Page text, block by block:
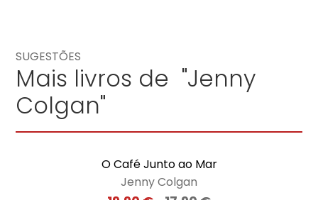
SUGESTÕES
Mais livros de "Jenny
Colgan"
O Café Junto ao Mar
Jenny Colgan